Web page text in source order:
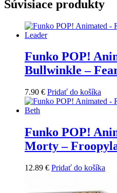
Súvisiace produkty
Funko POP!
Bullwinkle –
7.90 € Pridať do košíka
Funko POP!
Morty –
12.89 € Pridať do košíka